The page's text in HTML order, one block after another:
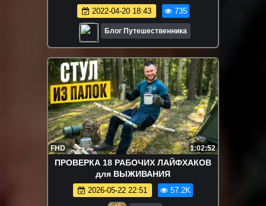
Абхазии?
2022-04-20 18:43 735
Блог Путешественника
FHD 1:02:52
ПРОВЕРКА 18 РАБОЧИХ ЛАЙФХАКОВ
для ВЫЖИВАНИЯ
2026-05-22 22:51 57.2K